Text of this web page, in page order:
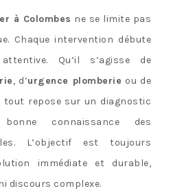
à Colombes ne se limite pas
Chaque intervention débute
Qu’il s’agisse de
, d’urgence plomberie ou de
tout repose sur un diagnostic
connaissance des
L’objectif est toujours
immédiate et durable,
discours complexe.